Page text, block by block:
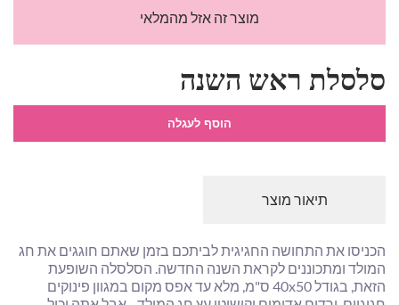
מוצר זה אזל מהמלאי
סלסלת ראש השנה
הוסף לעגלה
תיאור מוצר
הכניסו את התחושה החגיגית לביתכם בזמן שאתם חוגגים את חג
המולד ומתכוננים לקראת השנה החדשה. הסלסלה השופעת
הזאת, בגודל 40x50 ס"מ, מלא עד אפס מקום במגוון פינוקים